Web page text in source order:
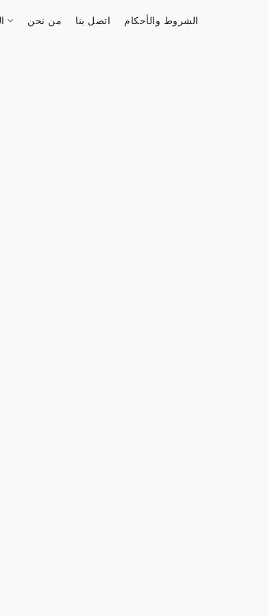
الستور من نحن اتصل بنا الشروط والأحكام